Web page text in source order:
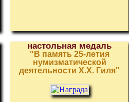
настольная медаль
"В память 25-летия
нумизматической
деятельности Х.Х. Гиля"